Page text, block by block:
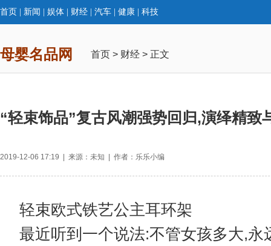
首页 新闻 娱体 财经 汽车 健康 科技
母婴名品网 首页 > 财经 > 正文
“轻束饰品”复古风潮强势回归,演绎精致
2019-12-06 17:19 | 来源：未知 | 作者：乐乐小编
轻束欧式铁艺公主耳环架
最近听到一个说法:不管女孩多大,永